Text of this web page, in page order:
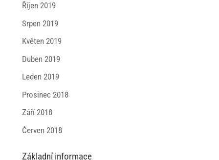
Říjen 2019
Srpen 2019
Květen 2019
Duben 2019
Leden 2019
Prosinec 2018
Září 2018
Červen 2018
Základní informace